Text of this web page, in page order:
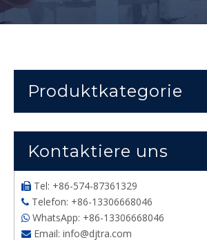
Produktkategorie
Kontaktiere uns
 Tel: +86-574-87361329
 Telefon: +86-13306668046
 WhatsApp: +86-13306668046
 Email: info@djtra.com